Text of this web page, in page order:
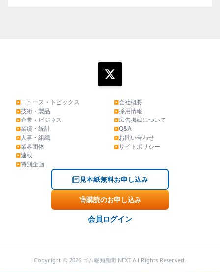
▶ニュース・トピックス
▶技術・製品
▶企業・ビジネス
▶業績・統計
▶人事・組織
▶業界団体
▶連載
▶特別企画
▶会社概要
▶採用情報
▶広告掲載について
▶Q&A
▶お問い合わせ
▶サイトポリシー
見本紙無料お申し込み
購読のお申し込み
会員ログイン
Copyright © 2026 ゴム報知新聞 NEXT All Rights Reserved.